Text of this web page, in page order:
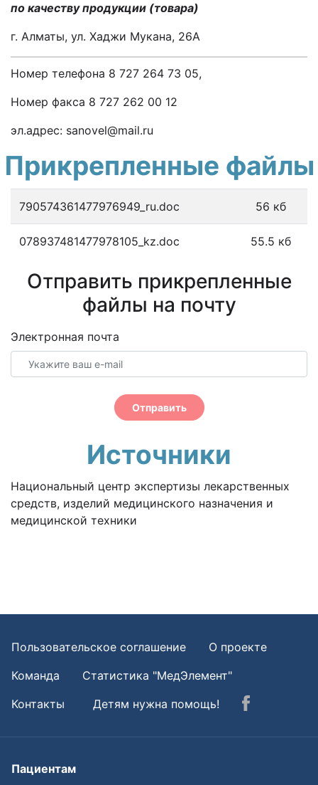
по качеству продукции (товара)
г. Алматы, ул. Хаджи Мукана, 26А
Номер телефона 8 727 264 73 05,
Номер факса 8 727 262 00 12
эл.адрес: sanovel@mail.ru
Прикрепленные файлы
790574361477976949_ru.doc 56 кб
078937481477978105_kz.doc 55.5 кб
Отправить прикрепленные
файлы на почту
Электронная почта
Отправить
Источники
Национальный центр экспертизы лекарственных
средств, изделий медицинского назначения и
медицинской техники
Пользовательское соглашение
О проекте
Команда
Статистика "МедЭлемент"
Контакты
Детям нужна помощь!
Пациентам